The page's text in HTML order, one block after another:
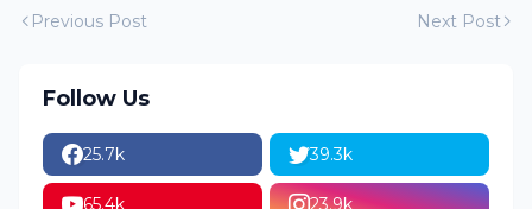
Previous Post Next Post
Follow Us
25.7k 39.3k
65.4k 23.9k